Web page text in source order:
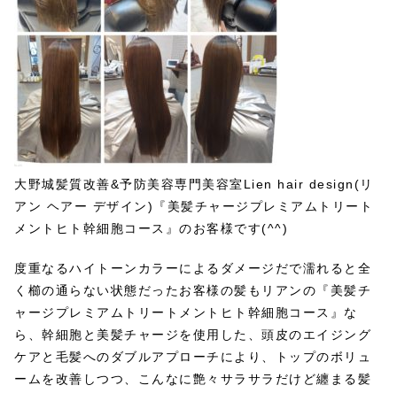
大野城髪質改善&予防美容専門美容室Lien hair design(リ
アン ヘアー デザイン)『美髪チャージプレミアムトリート
メントヒト幹細胞コース』のお客様です(^^)
度重なるハイトーンカラーによるダメージだで濡れると全
く櫛の通らない状態だったお客様の髪もリアンの『美髪チ
ャージプレミアムトリートメントヒト幹細胞コース』な
ら、幹細胞と美髪チャージを使用した、頭皮のエイジング
ケアと毛髪へのダブルアプローチにより、トップのボリュ
ームを改善しつつ、こんなに艶々サラサラだけど纏まる髪